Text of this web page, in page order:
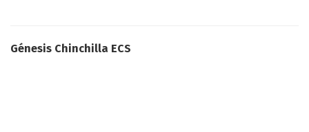
Génesis Chinchilla ECS